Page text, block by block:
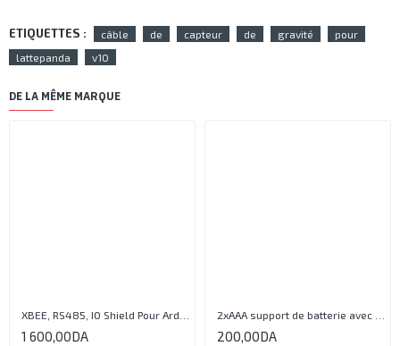
ETIQUETTES : câble de capteur de gravité
pour
lattepanda
v10
DE LA MÊME MARQUE
1 600,00DA 200,00DA